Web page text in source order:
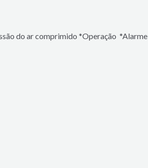
do ar comprimido *Operação *Alarme